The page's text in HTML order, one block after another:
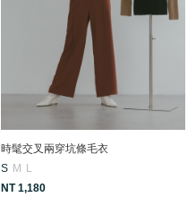
時髦交叉兩穿坑條毛衣
S M
L
NT 1,180